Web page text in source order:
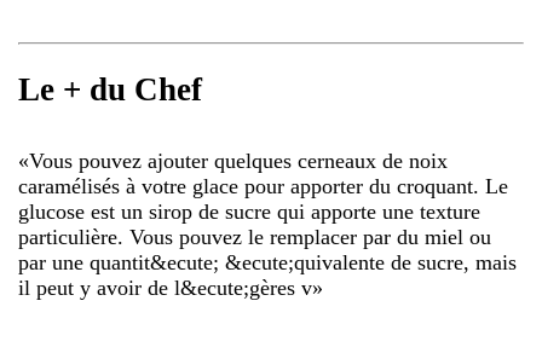
Le + du Chef
«Vous pouvez ajouter quelques cerneaux de noix
caramélisés à votre glace pour apporter du croquant. Le
glucose est un sirop de sucre qui apporte une texture
particulière. Vous pouvez le remplacer par du miel ou
par une quantit&ecute; &ecute;quivalente de sucre, mais
il peut y avoir de l&ecute;gères v»